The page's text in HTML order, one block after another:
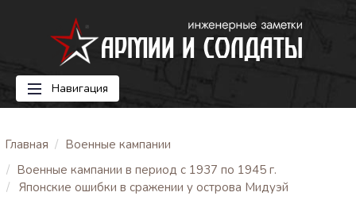
Навигация
Главная
Военные кампании
Военные кампании в период с 1937 по 1945 г.
Японские ошибки в сражении у острова Мидуэй